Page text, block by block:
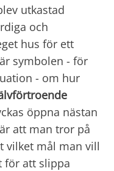
utkastad
och
hus för ett
symbolen - för
- om hur
öppna nästan
att man tror på
vilket mål man vill
för att slippa